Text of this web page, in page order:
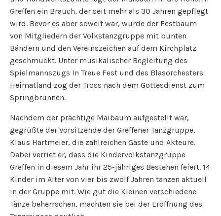
Greffen ein Brauch, der seit mehr als 30 Jahren gepflegt
wird. Bevor es aber soweit war, wurde der Festbaum
von Mitgliedern der Volkstanzgruppe mit bunten
Bändern und den Vereinszeichen auf dem Kirchplatz
geschmückt. Unter musikalischer Begleitung des
Spielmannszugs In Treue Fest und des Blasorchesters
Heimatland zog der Tross nach dem Gottesdienst zum
Springbrunnen.
Nachdem der prächtige Maibaum aufgestellt war,
gegrüßte der Vorsitzende der Greffener Tanzgruppe,
Klaus Hartmeier, die zahlreichen Gäste und Akteure.
Dabei verriet er, dass die Kindervolkstanzgruppe
Greffen in diesem Jahr ihr 25-jähriges Bestehen feiert. 14
Kinder im Alter von vier bis zwölf Jahren tanzen aktuell
in der Gruppe mit. Wie gut die Kleinen verschiedene
Tänze beherrschen, machten sie bei der Eröffnung des